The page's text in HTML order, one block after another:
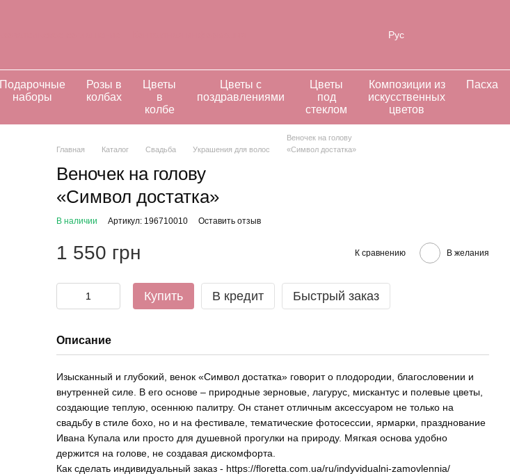
Рус
Подарочные
наборы
Розы в
колбах
Цветы
в
колбе
Цветы с
поздравлениями
Цветы
под
стеклом
Композиции из
искусственных
цветов
Пасха
Главная Каталог Свадьба Украшения для волос
Веночек на голову
«Символ достатка»
Веночек на голову
«Символ достатка»
В наличии Артикул: 196710010 Оставить отзыв
1 550 грн К сравнению В желания
Купить В кредит Быстрый заказ
Описание
Изысканный и глубокий, венок «Символ достатка» говорит о плодородии, благословении и
внутренней силе. В его основе – природные зерновые, лагурус, мискантус и полевые цветы,
создающие теплую, осеннюю палитру. Он станет отличным аксессуаром не только на
свадьбу в стиле бохо, но и на фестивале, тематические фотосессии, ярмарки, празднование
Ивана Купала или просто для душевной прогулки на природу. Мягкая основа удобно
держится на голове, не создавая дискомфорта.
Как сделать индивидуальный заказ - https://floretta.com.ua/ru/indyvidualni-zamovlennia/